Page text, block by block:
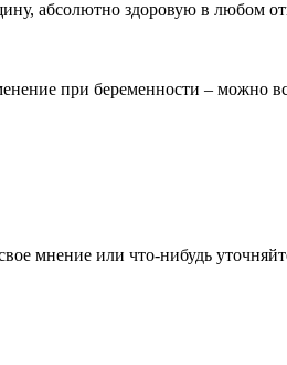
абсолютно здоровую в любом
при беременности – можно
мнение или что-нибудь